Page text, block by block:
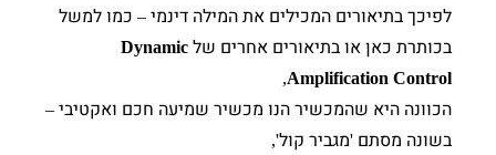
לפיכך בתיאורים המכילים את המילה דינמי – כמו למשל
בכותרת כאן או בתיאורים אחרים של Dynamic
Amplification Control
,
הכוונה היא שהמכשיר הנו מכשיר שמיעה חכם ואקטיבי –
בשונה מסתם 'מגביר קול'
,